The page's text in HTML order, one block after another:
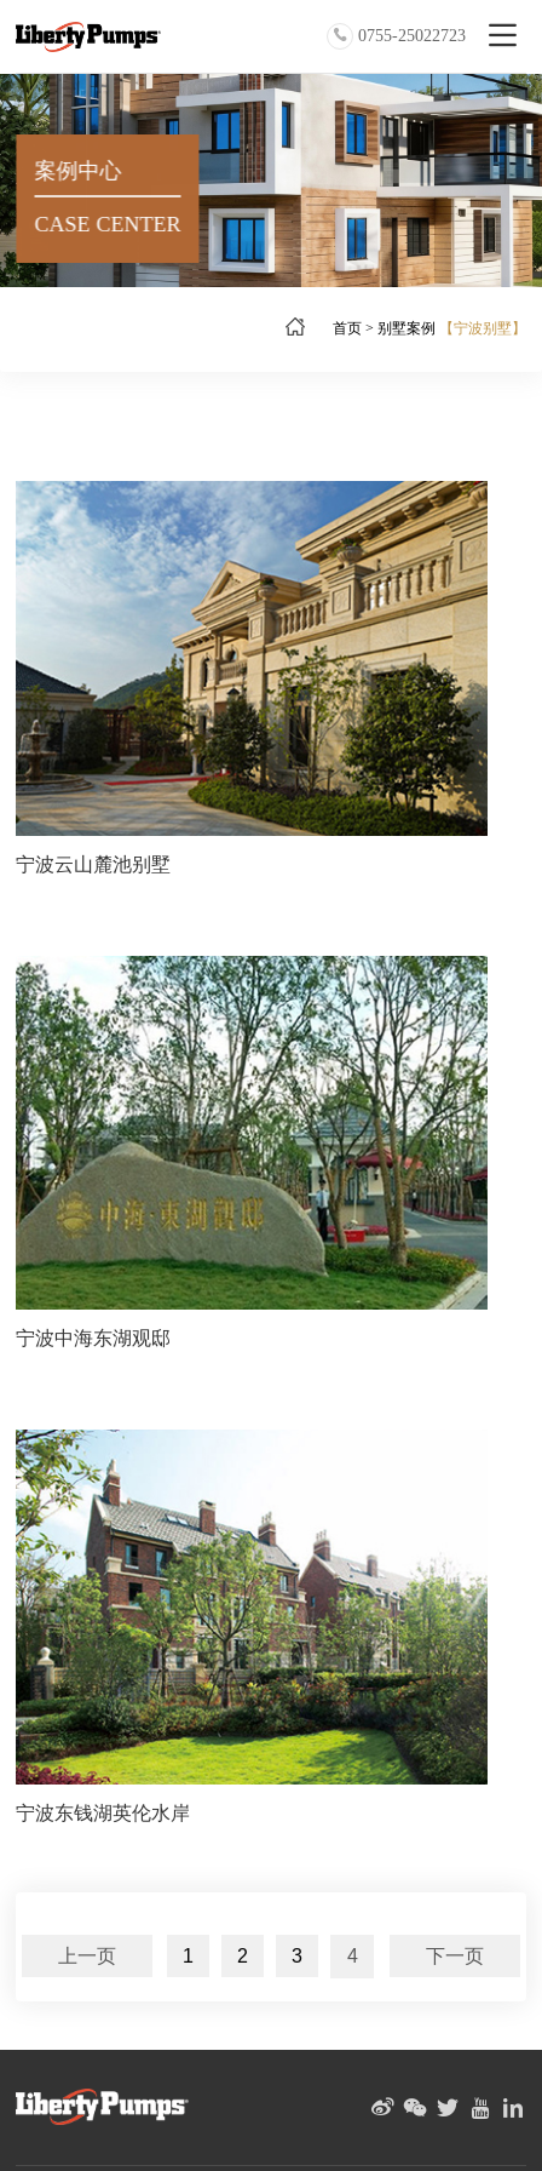
0755-25022723
案例中心
CASE CENTER
首页> 别墅案例 【宁波别墅】
宁波云山麓池别墅
宁波中海东湖观邸
宁波东钱湖英伦水岸
上一页 1 2 3 4 下一页